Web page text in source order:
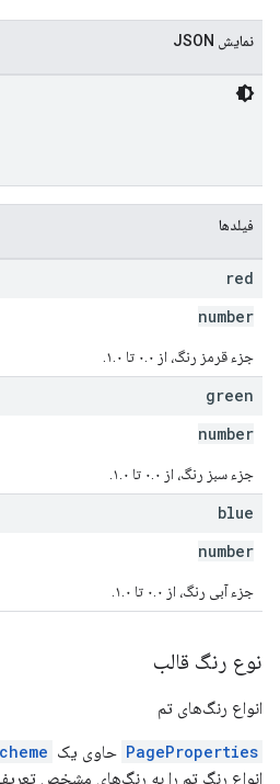
نمایش JSON
فیلدها
red
number
جزء قرمز رنگ، از ۰.۰ تا ۱.۰.
green
number
جزء سبز رنگ، از ۰.۰ تا ۱.۰.
blue
number
جزء آبی رنگ، از ۰.۰ تا ۱.۰.
نوع رنگ قالب
انواع رنگ‌های تم
PageProperties حاوی یک
انواع رنگ تم را به رنگ‌های مشخص